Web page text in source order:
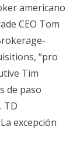
americano
CEO Tom
“pro
Tim
de paso
TD
excepción